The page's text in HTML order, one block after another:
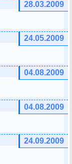
28.03.2009
24.05.2009
04.08.2009
04.08.2009
24.09.2009